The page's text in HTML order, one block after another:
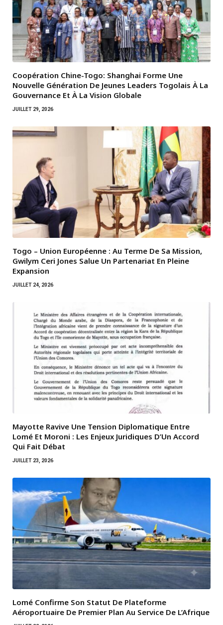
Coopération Chine-Togo: Shanghai Forme Une
Nouvelle Génération De Jeunes Leaders Togolais À La
Gouvernance Et À La Vision Globale
JUILLET 29, 2026
Togo – Union Européenne : Au Terme De Sa Mission,
Gwilym Ceri Jones Salue Un Partenariat En Pleine
Expansion
JUILLET 24, 2026
Mayotte Ravive Une Tension Diplomatique Entre
Lomé Et Moroni : Les Enjeux Juridiques D’Un Accord
Qui Fait Débat
JUILLET 23, 2026
Lomé Confirme Son Statut De Plateforme
Aéroportuaire De Premier Plan Au Service De L’Afrique